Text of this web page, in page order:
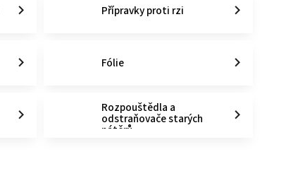
Přípravky proti rzi
Fólie
Rozpouštědla a
odstraňovače starých
nátěrů